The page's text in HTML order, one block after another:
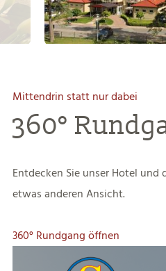
360° Rundgang öffnen
Mittendrin statt nur dabei
360°
Entdecken Sie unser Hotel und
etwas anderen Ansicht.